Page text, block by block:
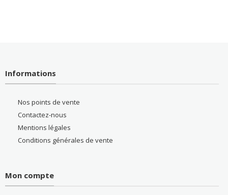
Informations
Nos points de vente
Contactez-nous
Mentions légales
Conditions générales de vente
Mon compte